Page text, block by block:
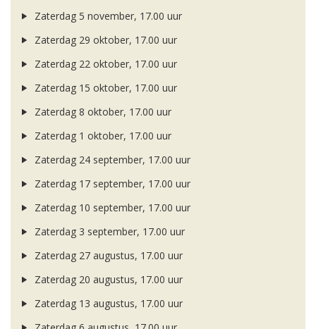
Zaterdag 5 november, 17.00 uur
Zaterdag 29 oktober, 17.00 uur
Zaterdag 22 oktober, 17.00 uur
Zaterdag 15 oktober, 17.00 uur
Zaterdag 8 oktober, 17.00 uur
Zaterdag 1 oktober, 17.00 uur
Zaterdag 24 september, 17.00 uur
Zaterdag 17 september, 17.00 uur
Zaterdag 10 september, 17.00 uur
Zaterdag 3 september, 17.00 uur
Zaterdag 27 augustus, 17.00 uur
Zaterdag 20 augustus, 17.00 uur
Zaterdag 13 augustus, 17.00 uur